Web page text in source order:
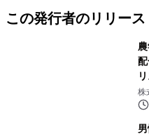
この発行者のリリース
株